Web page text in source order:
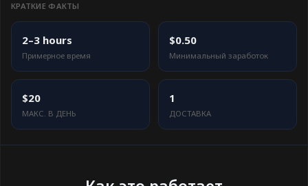
КРАТКИЕ ФАКТЫ
2–3 hours
Примерное время
$0.50
Минимальный заработок
$20
МАКС. В ДЕНЬ
1
ДОСТАВКА